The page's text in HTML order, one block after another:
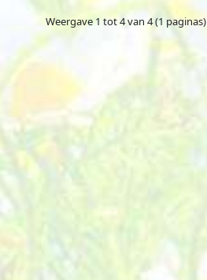
Weergave 1 tot 4 van 4 (1 paginas)